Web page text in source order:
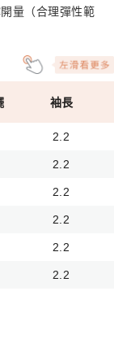
量（合理彈性範
袖長
2.2
2.2
2.2
2.2
2.2
2.2